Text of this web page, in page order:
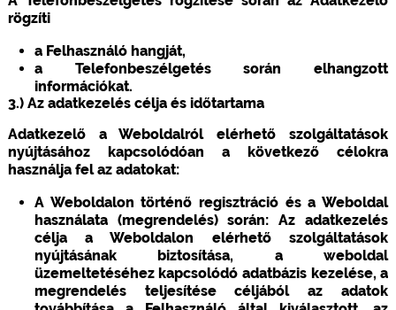
rögzíti
a Felhasználó hangját,
a Telefonbeszélgetés során elhangzott
információkat.
3.) Az adatkezelés célja és időtartama
Adatkezelő a Weboldalról elérhető szolgáltatások
nyújtásához kapcsolódóan a következő célokra
használja fel az adatokat:
A Weboldalon történő regisztráció és a Weboldal
használata (megrendelés) során: Az adatkezelés
célja a Weboldalon elérhető szolgáltatások
nyújtásának biztosítása, a weboldal
üzemeltetéséhez kapcsolódó adatbázis kezelése, a
megrendelés teljesítése céljából az adatok